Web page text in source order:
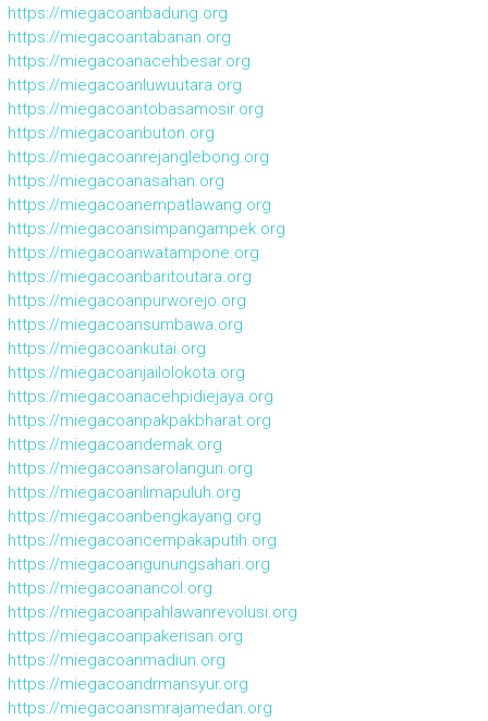
https://miegacoanbadung.org
https://miegacoantabanan.org
https://miegacoanacehbesar.org
https://miegacoanluwuutara.org
https://miegacoantobasamosir.org
https://miegacoanbuton.org
https://miegacoanrejanglebong.org
https://miegacoanasahan.org
https://miegacoanempatlawang.org
https://miegacoansimpangampek.org
https://miegacoanwatampone.org
https://miegacoanbaritoutara.org
https://miegacoanpurworejo.org
https://miegacoansumbawa.org
https://miegacoankutai.org
https://miegacoanjailolokota.org
https://miegacoanacehpidiejaya.org
https://miegacoanpakpakbharat.org
https://miegacoandemak.org
https://miegacoansarolangun.org
https://miegacoanlimapuluh.org
https://miegacoanbengkayang.org
https://miegacoancempakaputih.org
https://miegacoangunungsahari.org
https://miegacoanancol.org
https://miegacoanpahlawanrevolusi.org
https://miegacoanpakerisan.org
https://miegacoanmadiun.org
https://miegacoandrmansyur.org
https://miegacoansmrajamedan.org